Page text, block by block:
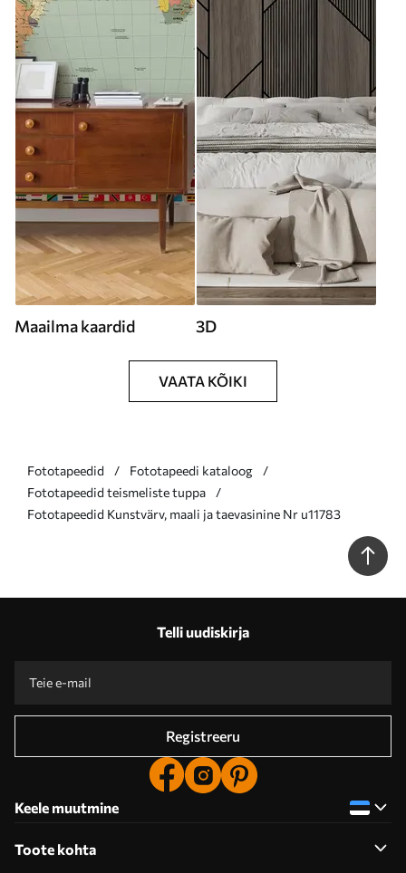
Maailma kaardid 3D
VAATA KÕIKI
Fototapeedid
Fototapeedi kataloog
Fototapeedid teismeliste tuppa
Fototapeedid Kunstvärv, maali ja taevasinine Nr u11783
Telli uudiskirja
Registreeru
Keele muutmine
Toote kohta